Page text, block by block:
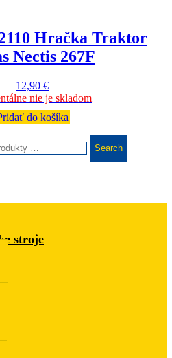
Hračka Traktor
Nectis 267F
12,90 €
nie je skladom
do košíka
Search
stroje